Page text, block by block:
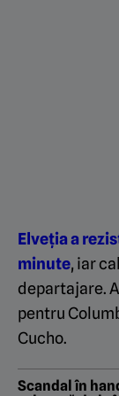
Elveția a
minute, iar
departajare.
pentru
Cucho.
Scandal în